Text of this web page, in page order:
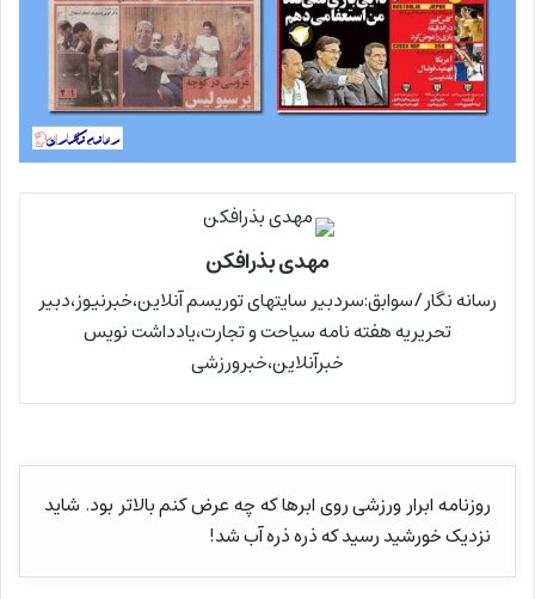
مهدی بذرافکن
رسانه نگار/سوابق:سردبیر سایتهای توریسم آنلاین،خبرنیوز،دبیر
تحریریه هفته نامه سیاحت و تجارت،یادداشت نویس
خبرآنلاین،خبرورزشی
روزنامه ابرار ورزشی روی ابرها که چه عرض کنم بالاتر بود. شاید
نزدیک خورشید رسید که ذره ذره آب شد!